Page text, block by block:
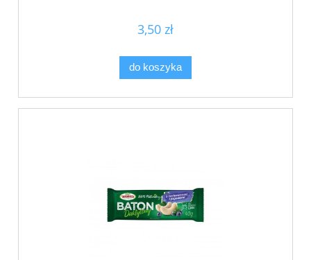
3,50 zł
do koszyka